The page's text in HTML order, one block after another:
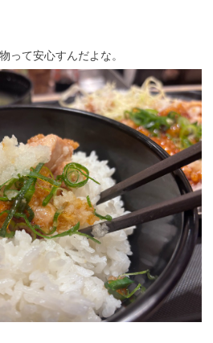
って安心すんだよな。